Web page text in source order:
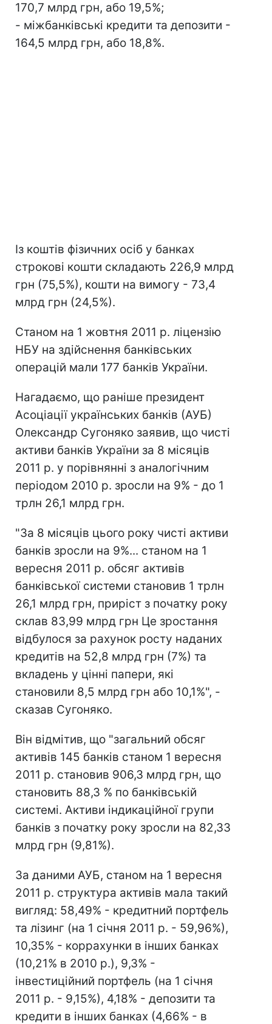
170,7 млрд грн, або 19,5%;
- міжбанківські кредити та депозити -
164,5 млрд грн, або 18,8%.
Із коштів фізичних осіб у банках
строкові кошти складають 226,9 млрд
грн (75,5%), кошти на вимогу - 73,4
млрд грн (24,5%).
Станом на 1 жовтня 2011 р. ліцензію
НБУ на здійснення банківських
операцій мали 177 банків України.
Нагадаємо, що раніше президент
Асоціації українських банків (АУБ)
Олександр Сугоняко заявив, що чисті
активи банків України за 8 місяців
2011 р. у порівнянні з аналогічним
періодом 2010 р. зросли на 9% - до 1
трлн 26,1 млрд грн.
"За 8 місяців цього року чисті активи
банків зросли на 9%... станом на 1
вересня 2011 р. обсяг активів
банківської системи становив 1 трлн
26,1 млрд грн, приріст з початку року
склав 83,99 млрд грн Це зростання
відбулося за рахунок росту наданих
кредитів на 52,8 млрд грн (7%) та
вкладень у цінні папери, які
становили 8,5 млрд грн або 10,1%", -
сказав Сугоняко.
Він відмітив, що "загальний обсяг
активів 145 банків станом 1 вересня
2011 р. становив 906,3 млрд грн, що
становить 88,3 % по банківській
системі. Активи індикаційної групи
банків з початку року зросли на 82,33
млрд грн (9,81%).
За даними АУБ, станом на 1 вересня
2011 р. структура активів мала такий
вигляд: 58,49% - кредитний портфель
та лізинг (на 1 січня 2011 р. - 59,96%),
10,35% - коррахунки в інших банках
(10,21% в 2010 р.), 9,3% -
інвестиційний портфель (на 1 січня
2011 р. - 9,15%), 4,18% - депозити та
кредити в інших банках (4,66% - в